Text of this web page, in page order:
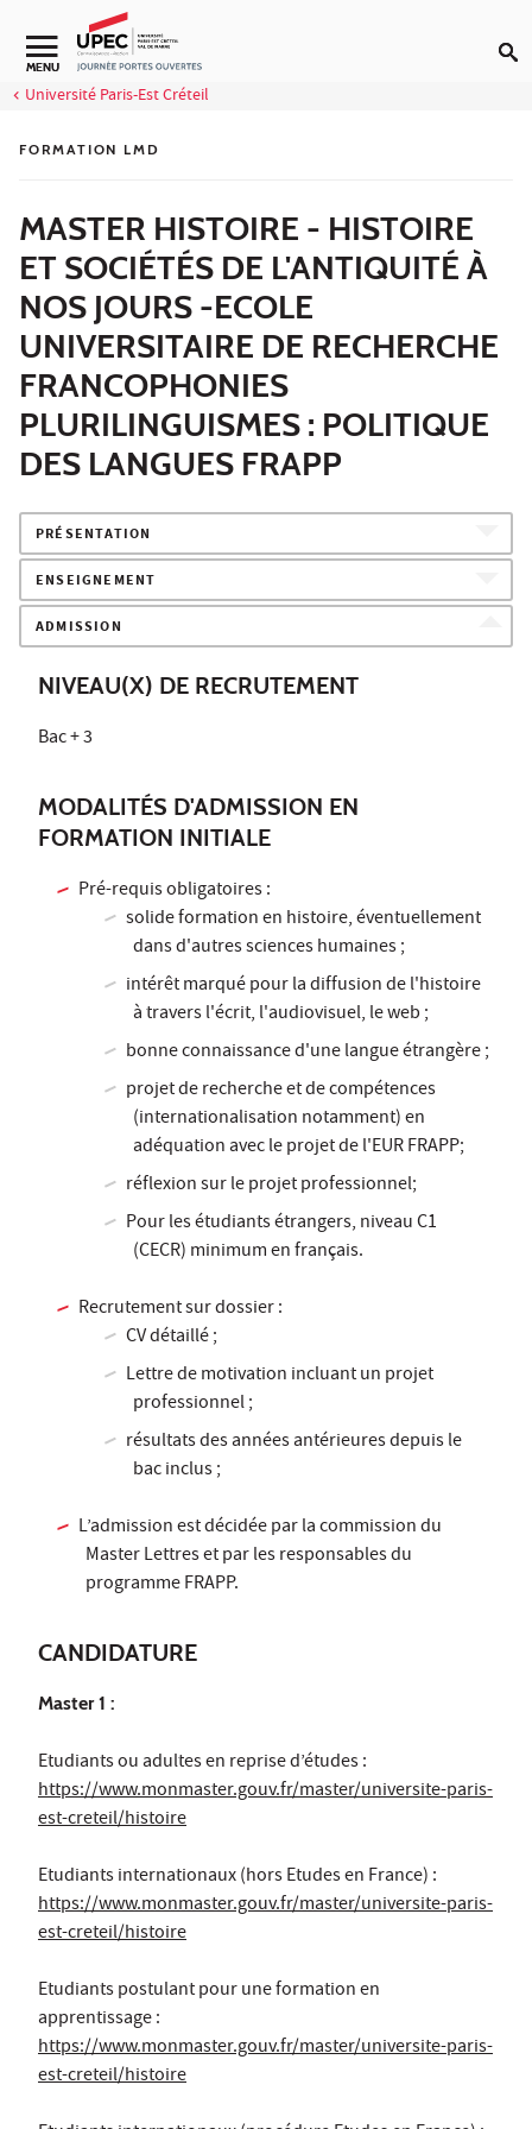
Aller au contenu
MENU
Université Paris-Est Créteil
FORMATION LMD
MASTER HISTOIRE - HISTOIRE
ET SOCIÉTÉS DE L'ANTIQUITÉ À
NOS JOURS -ECOLE
UNIVERSITAIRE DE RECHERCHE
FRANCOPHONIES
PLURILINGUISMES : POLITIQUE
DES LANGUES FRAPP
PRÉSENTATION
ENSEIGNEMENT
ADMISSION
NIVEAU(X) DE RECRUTEMENT
Bac + 3
MODALITÉS D'ADMISSION EN
FORMATION INITIALE
Pré-requis obligatoires :
solide formation en histoire, éventuellement
dans d'autres sciences humaines ;
intérêt marqué pour la diffusion de l'histoire
à travers l'écrit, l'audiovisuel, le web ;
bonne connaissance d'une langue étrangère ;
projet de recherche et de compétences
(internationalisation notamment) en
adéquation avec le projet de l'EUR FRAPP;
réflexion sur le projet professionnel;
Pour les étudiants étrangers, niveau C1
(CECR) minimum en français.
Recrutement sur dossier :
CV détaillé ;
Lettre de motivation incluant un projet
professionnel ;
résultats des années antérieures depuis le
bac inclus ;
L’admission est décidée par la commission du
Master Lettres et par les responsables du
programme FRAPP.
CANDIDATURE
Master 1 :
Etudiants ou adultes en reprise d’études :
https://www.monmaster.gouv.fr/master/universite-paris-
est-creteil/histoire
Etudiants internationaux (hors Etudes en France) :
https://www.monmaster.gouv.fr/master/universite-paris-
est-creteil/histoire
Etudiants postulant pour une formation en
apprentissage :
https://www.monmaster.gouv.fr/master/universite-paris-
est-creteil/histoire